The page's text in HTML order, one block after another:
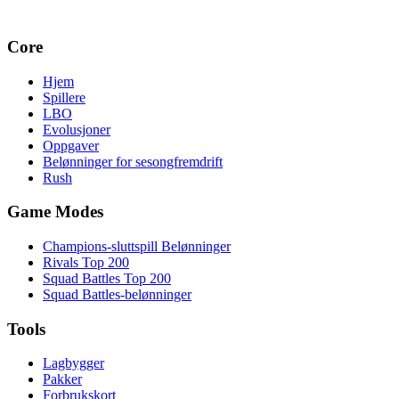
Core
Hjem
Spillere
LBO
Evolusjoner
Oppgaver
Belønninger for sesongfremdrift
Rush
Game Modes
Champions-sluttspill Belønninger
Rivals Top 200
Squad Battles Top 200
Squad Battles-belønninger
Tools
Lagbygger
Pakker
Forbrukskort